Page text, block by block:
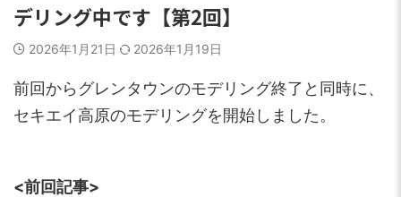
デリング中です【第2回】
2026年1月21日 2026年1月19日
前回からグレンタウンのモデリング終了と同時に、
セキエイ高原のモデリングを開始しました。
<前回記事>